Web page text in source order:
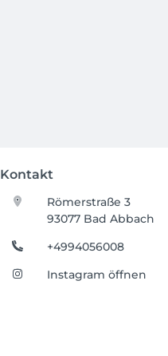
Kontakt
Römerstraße 3
93077 Bad Abbach
+4994056008
Instagram öffnen